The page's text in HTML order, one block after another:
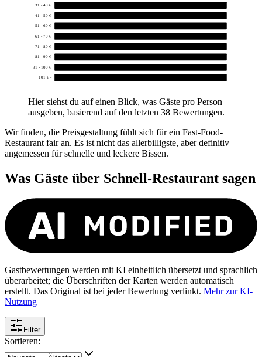
31 - 40 €
41 - 50 €
51 - 60 €
61 - 70 €
71 - 80 €
81 - 90 €
91 - 100 €
101 € -
Hier siehst du auf einen Blick, was Gäste pro Person
ausgeben, basierend auf den letzten 38 Bewertungen.
Wir finden, die Preisgestaltung fühlt sich für ein Fast-Food-
Restaurant fair an. Es ist nicht das allerbilligste, aber definitiv
angemessen für schnelle und leckere Bissen.
Was Gäste über Schnell-Restaurant sagen
Gastbewertungen werden mit KI einheitlich übersetzt und sprachlich
überarbeitet; die Überschriften der Karten werden automatisch
erstellt. Das Original ist bei jeder Bewertung verlinkt. Mehr zur KI-
Nutzung
Filter
Sortieren: